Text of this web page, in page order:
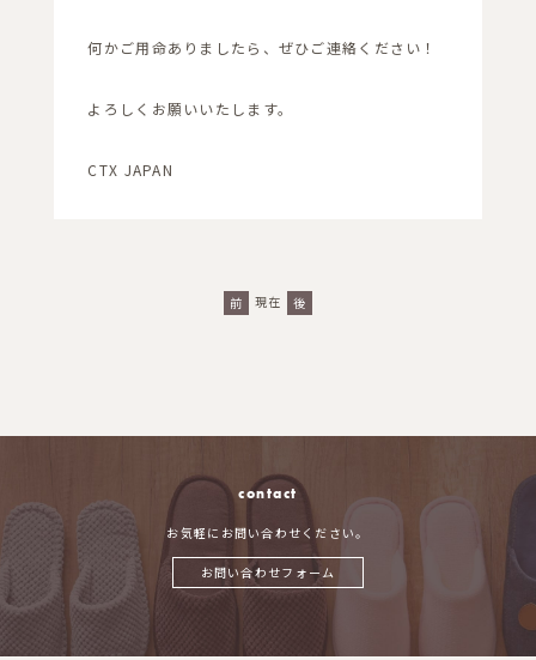
何かご用命ありましたら、ぜひご連絡ください！
よろしくお願いいたします。
CTX JAPAN
前 現在 後
contact
お気軽にお問い合わせください。
お問い合わせフォーム